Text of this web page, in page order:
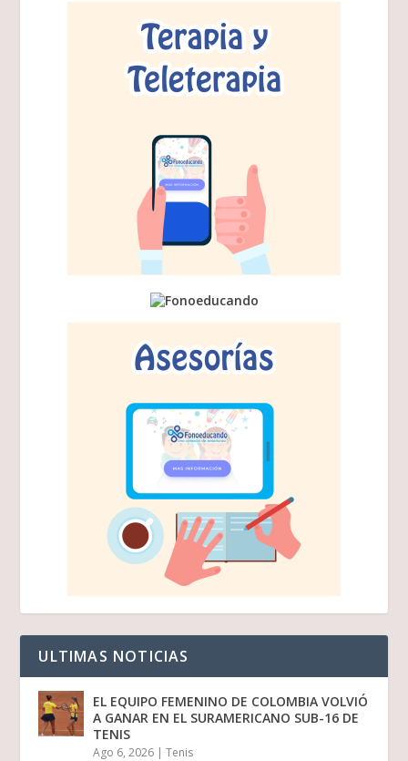
ULTIMAS NOTICIAS
EL EQUIPO FEMENINO DE COLOMBIA VOLVIÓ
A GANAR EN EL SURAMERICANO SUB-16 DE
TENIS
Ago 6, 2026 |Tenis